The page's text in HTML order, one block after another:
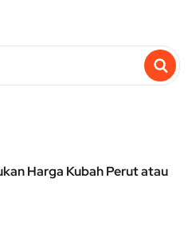
Harga Kubah Perut atau